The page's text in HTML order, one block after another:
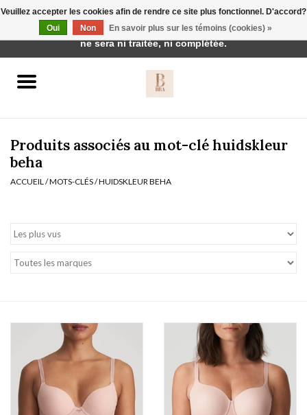
vêtements de nuit
Homewear
Lingerie-accessoires
Cartes-cadeaux
Produits associés au mot-clé huidskleur
beha
ACCUEIL /MOTS-CLÉS/HUIDSKLEUR BEHA
Veuillez accepter les cookies afin de rendre ce site plus fonctionnel. D'accord?
Oui
Non En savoir plus sur les témoins (cookies) »
Cette boutique est en construction. Toute commande passée
ne sera ni traitée, ni complétée.